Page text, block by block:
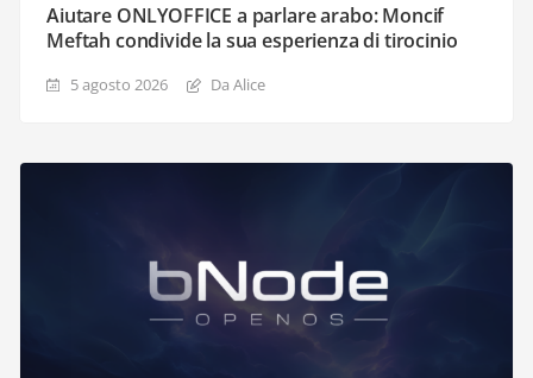
Aiutare ONLYOFFICE a parlare arabo: Moncif
Meftah condivide la sua esperienza di tirocinio
5 agosto 2026 Da Alice